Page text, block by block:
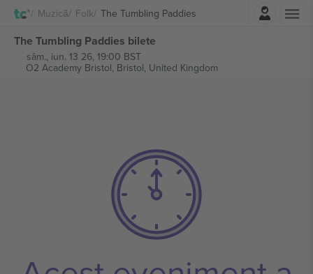
Muzică Folk The Tumbling Paddies
Autentificare
The Tumbling Paddies bilete
sâm., iun. 13 26, 19:00 BST
O2 Academy Bristol, Bristol, United Kingdom